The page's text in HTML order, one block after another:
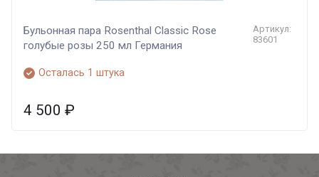
Бульонная пара Rosenthal Classic Rose
голубые розы 250 мл Германия
Артикул:
83601
Осталась 1 штука
4 500 ₽